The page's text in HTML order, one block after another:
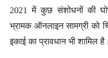
2021 में कुछ संशोधनों की
भ्रामक ऑनलाइन सामग्री को
इकाई का प्रावधान भी शामिल